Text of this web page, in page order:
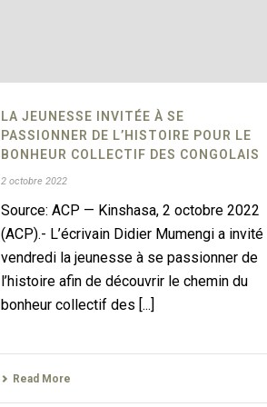
LA JEUNESSE INVITÉE À SE
PASSIONNER DE L’HISTOIRE POUR LE
BONHEUR COLLECTIF DES CONGOLAIS
2 octobre 2022
Source: ACP — Kinshasa, 2 octobre 2022
(ACP).- L’écrivain Didier Mumengi a invité
vendredi la jeunesse à se passionner de
l’histoire afin de découvrir le chemin du
bonheur collectif des [...]
Read More